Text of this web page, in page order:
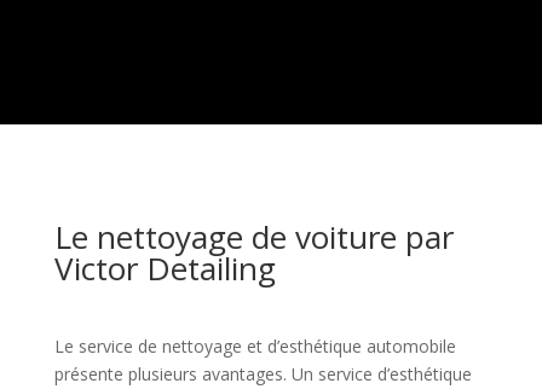
Le nettoyage de voiture par
Victor Detailing
Le service de nettoyage et d’esthétique automobile
présente plusieurs avantages. Un service d’esthétique